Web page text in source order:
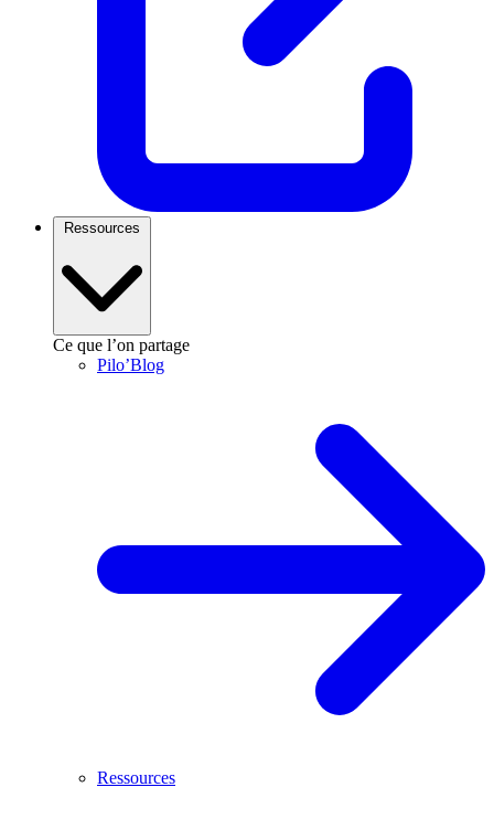
Ressources
Ce que l’on partage
Pilo’Blog
Ressources